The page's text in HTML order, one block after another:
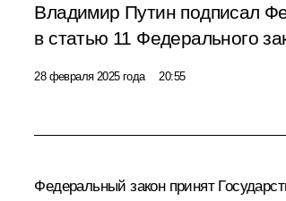
Владимир Путин подписал
в статью 11 Федерального
28 февраля 2025 года 20:55
Федеральный закон принят